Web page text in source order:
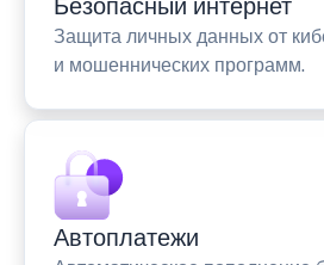
Защита личных данных от
и мошеннических программ.
Автоплатежи